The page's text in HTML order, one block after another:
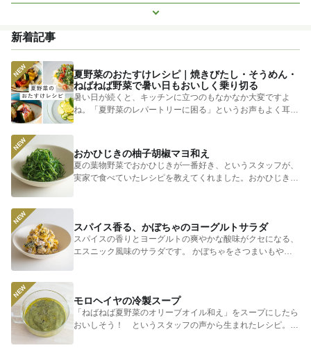
もっと見る
新着記事
夏野菜のおたすけレシピ｜焼きびたし・そうめん・
ねばねば野菜で暑い日もおいしく乗り切る
暑い日が続くと、キッチンに立つのもなかなか大変ですよ
ね。「夏野菜のレパートリーに困る」というお声もよく耳に
します。 そ...
おかひじきの柚子胡椒マヨ和え
夏の葉物野菜でおかひじきが一番好き、というスタッフが、
実家で食べていたレシピを教えてくれました。おかひじきの
スパイス香る、かぼちゃのヨーグルトサラダ
スパイスの香りとヨーグルトの爽やかな酸味がクセになる、
エスニック風味のサラダです。 かぼちゃをさつまいもやじ
モロヘイヤの冷製スープ
「ねばねば夏野菜のオリーブオイル和え」をスープにしたら
おいしそう！ というスタッフの声から生まれたレシピ。つ